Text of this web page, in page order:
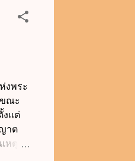
งพระ
ณะ
งแต่
าต
ตุให้